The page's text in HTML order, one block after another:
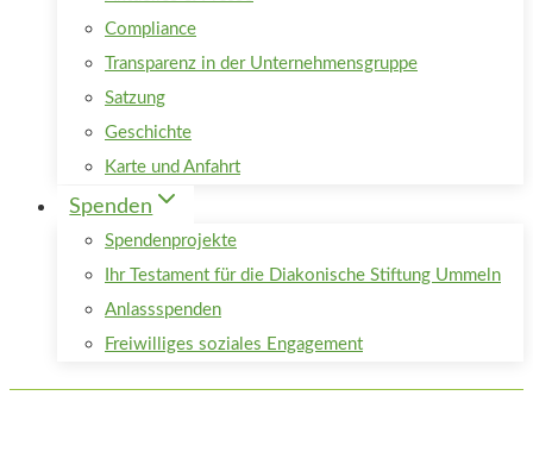
Compliance
Transparenz in der Unternehmensgruppe
Satzung
Geschichte
Karte und Anfahrt
Spenden
Spendenprojekte
Ihr Testament für die Diakonische Stiftung Ummeln
Anlassspenden
Freiwilliges soziales Engagement